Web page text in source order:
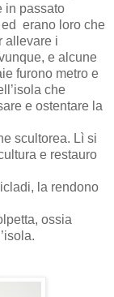
in passato
erano loro che
allevare i
e alcune
furono metro e
che
e ostentare la
scultorea. Lì si
e restauro
la rendono
ossia